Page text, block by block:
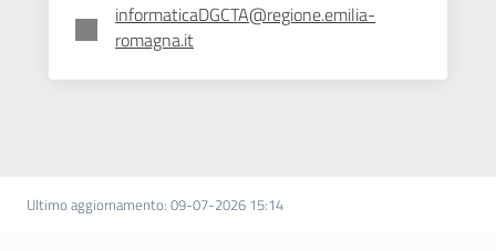
informaticaDGCTA@regione.emilia-
romagna.it
Ultimo aggiornamento: 09-07-2026 15:14